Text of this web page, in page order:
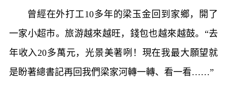
曾經在外打工10多年的梁玉金回到家鄉，開了
一家小超市。旅游越來越旺，錢包也越來越鼓。“去
年收入20多萬元，光景美著咧！現在我最大願望就
是盼著總書記再回我們梁家河轉一轉、看一看……”